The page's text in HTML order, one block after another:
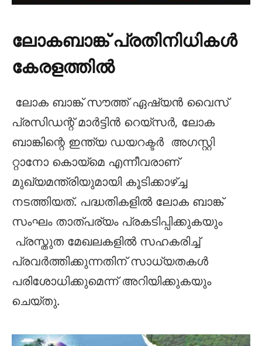
ലോകബാങ്ക് പ്രതിനിധികൾ
കേരളത്തിൽ
ലോക ബാങ്ക് സൗത്ത് ഏഷ്യന്‍ വൈസ്
പ്രസിഡന്റ് മാര്‍ട്ടിന്‍ റെയ്സര്‍, ലോക
ബാങ്കിന്റെ ഇന്ത്യ ഡയറക്ടര്‍ അഗസ്റ്റി
റ്റാനോ കൊയ്മെ എന്നീവരാണ്
മുഖ്യമന്ത്രിയുമായി കൂടിക്കാഴ്ച്ച
നടത്തിയത്. പദ്ധതികളിൽ ലോക ബാങ്ക്
സംഘം താത്പര്യം പ്രകടിപ്പിക്കുകയും
പ്രസ്തുത മേഖലകളിൽ സഹകരിച്ച്
പ്രവർത്തിക്കുന്നതിന് സാധ്യതകൾ
പരിശോധിക്കുമെന്ന് അറിയിക്കുകയും
ചെയ്തു.